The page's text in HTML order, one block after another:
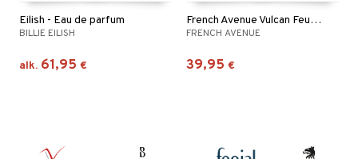
Eilish - Eau de parfum
BILLIE EILISH
alk. 61,95 €
French Avenue Vulcan Feu - Eau de parfum
FRENCH AVENUE
39,95 €